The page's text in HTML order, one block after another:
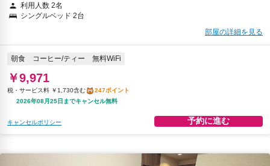
利用人数 2名
シングルベッド 2台
部屋の詳細を見る
朝食 コーヒー/ティー 無料WiFi
￥9,971
税・サービス料 ￥1,730含む
247ポイント
2026年08月25日までキャンセル無料
キャンセルポリシー 予約に進む